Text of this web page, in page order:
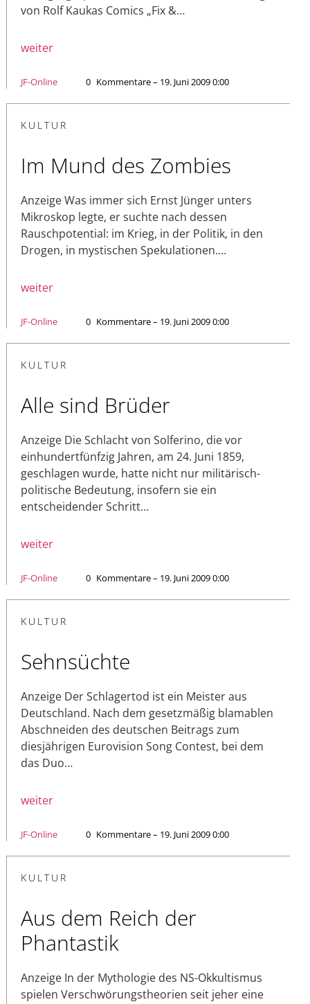
von Rolf Kaukas Comics „Fix &…
weiter
JF-Online 0 Kommentare – 19. Juni 2009 0:00
KULTUR
Im Mund des Zombies
Anzeige Was immer sich Ernst Jünger unters
Mikroskop legte, er suchte nach dessen
Rauschpotential: im Krieg, in der Politik, in den
Drogen, in mystischen Spekulationen.…
weiter
JF-Online 0 Kommentare – 19. Juni 2009 0:00
KULTUR
Alle sind Brüder
Anzeige Die Schlacht von Solferino, die vor
einhundertfünfzig Jahren, am 24. Juni 1859,
geschlagen wurde, hatte nicht nur militärisch-
politische Bedeutung, insofern sie ein
entscheidender Schritt…
weiter
JF-Online 0 Kommentare – 19. Juni 2009 0:00
KULTUR
Sehnsüchte
Anzeige Der Schlagertod ist ein Meister aus
Deutschland. Nach dem gesetzmäßig blamablen
Abschneiden des deutschen Beitrags zum
diesjährigen Eurovision Song Contest, bei dem
das Duo…
weiter
JF-Online 0 Kommentare – 19. Juni 2009 0:00
KULTUR
Aus dem Reich der
Phantastik
Anzeige In der Mythologie des NS-Okkultismus
spielen Verschwörungstheorien seit jeher eine